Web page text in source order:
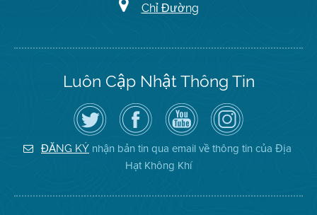
Chỉ Đường
Luôn Cập Nhật Thông Tin
Hãy
theo
dõi
Địa
Hạt
Không
Truy
cập
Trang
Facebook
của
Địa
Hạt
Kênh
YouTube
của
Địa
Hạt
Không
Khí
Air
District
on
Instagram
ĐĂNG KÝ nhận bản tin qua email về thông tin của Địa
Hạt Không Khí